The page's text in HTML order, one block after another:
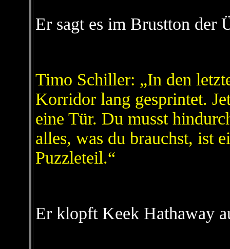
Er sagt es im Brustton der
Timo Schiller: „In den
Korridor lang gesprintet.
eine Tür. Du musst
alles, was du brauchst, ist
Puzzleteil.“
Er klopft Keek Hathaway